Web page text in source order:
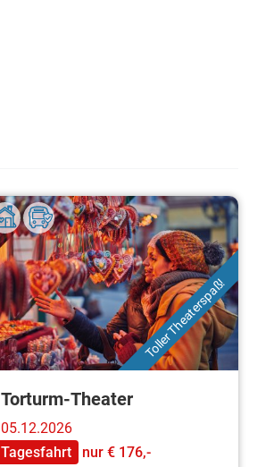
Toller Theaterspaß!
Torturm-Theater
05.12.2026
Tagesfahrt
nur € 176,-